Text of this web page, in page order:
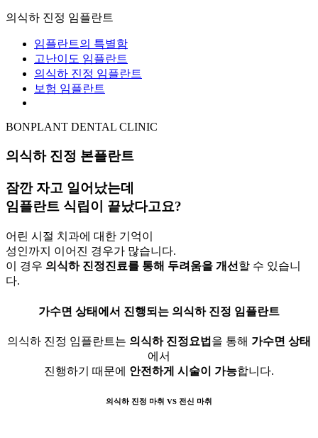
의식하 진정 임플란트
임플란트의 특별함
고난이도 임플란트
의식하 진정 임플란트
보험 임플란트
BONPLANT DENTAL CLINIC
의식하 진정 본플란트
잠깐 자고 일어났는데
임플란트 식립이 끝났다고요?
어린 시절 치과에 대한 기억이
성인까지 이어진 경우가 많습니다.
이 경우 의식하 진정진료를 통해 두려움을 개선 할 수 있습니
다.
가수면 상태에서 진행되는 의식하 진정 임플란트
의식하 진정 임플란트는 의식하 진정요법 을 통해 가수면 상태
에서
진행하기 때문에 안전하게 시술이 가능합니다.
의식하 진정 마취 VS 전신 마취